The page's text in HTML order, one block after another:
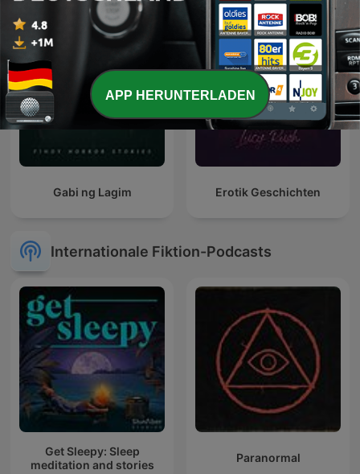
Gabi ng Lagim Erotik Geschichten
Internationale Fiktion-Podcasts
Get Sleepy: Sleep
meditation and stories
Paranormal
APP HERUNTERLADEN